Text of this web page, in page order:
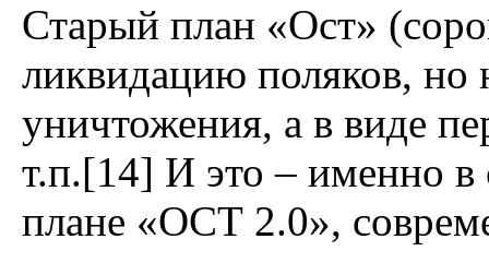
Старый план «Ост»
ликвидацию поляков, но
уничтожения, а в виде
т.п.[14] И это – именно в
плане «ОСТ 2.0»,